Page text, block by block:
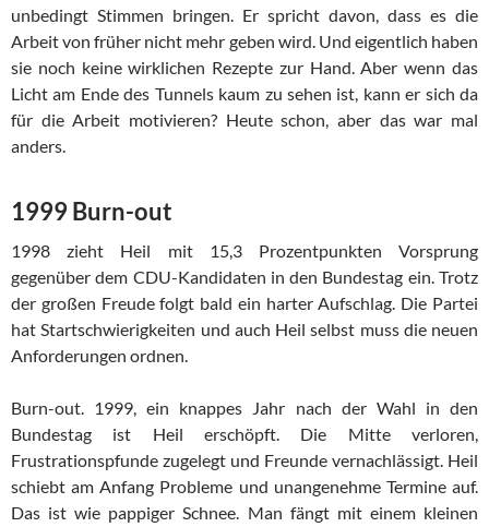
unbedingt Stimmen bringen. Er spricht davon, dass es die
Arbeit von früher nicht mehr geben wird. Und eigentlich haben
sie noch keine wirklichen Rezepte zur Hand. Aber wenn das
Licht am Ende des Tunnels kaum zu sehen ist, kann er sich da
für die Arbeit motivieren? Heute schon, aber das war mal
anders.
1999 Burn-out
1998 zieht Heil mit 15,3 Prozentpunkten Vorsprung
gegenüber dem CDU-Kandidaten in den Bundestag ein. Trotz
der großen Freude folgt bald ein harter Aufschlag. Die Partei
hat Startschwierigkeiten und auch Heil selbst muss die neuen
Anforderungen ordnen.
Burn-out. 1999, ein knappes Jahr nach der Wahl in den
Bundestag ist Heil erschöpft. Die Mitte verloren,
Frustrationspfunde zugelegt und Freunde vernachlässigt. Heil
schiebt am Anfang Probleme und unangenehme Termine auf.
Das ist wie pappiger Schnee. Man fängt mit einem kleinen